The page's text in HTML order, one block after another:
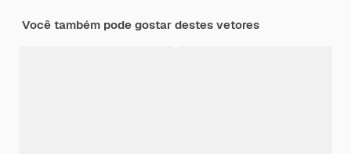
Você também pode gostar destes vetores